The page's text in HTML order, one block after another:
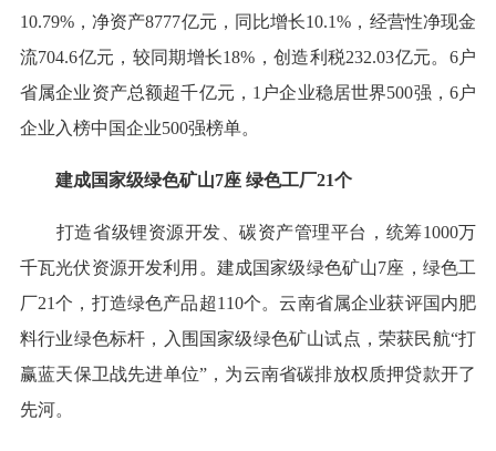
10.79%，净资产8777亿元，同比增长10.1%，经营性净现金
流704.6亿元，较同期增长18%，创造利税232.03亿元。6户
省属企业资产总额超千亿元，1户企业稳居世界500强，6户
企业入榜中国企业500强榜单。
建成国家级绿色矿山7座 绿色工厂21个
打造省级锂资源开发、碳资产管理平台，统筹1000万
千瓦光伏资源开发利用。建成国家级绿色矿山7座，绿色工
厂21个，打造绿色产品超110个。云南省属企业获评国内肥
料行业绿色标杆，入围国家级绿色矿山试点，荣获民航“打
赢蓝天保卫战先进单位”，为云南省碳排放权质押贷款开了
先河。